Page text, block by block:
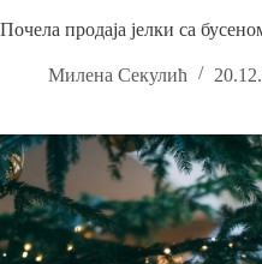
Почела продаја јелки са
Милена Секулић